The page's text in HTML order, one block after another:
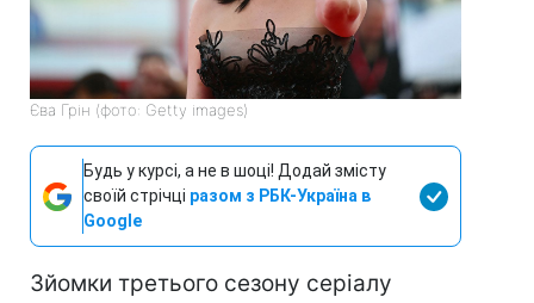
Єва Грін (фото: Getty images)
Будь у курсі, а не в шоці! Додай змісту
своїй стрічці разом з РБК-Україна в
Google
Зйомки третього сезону серіалу